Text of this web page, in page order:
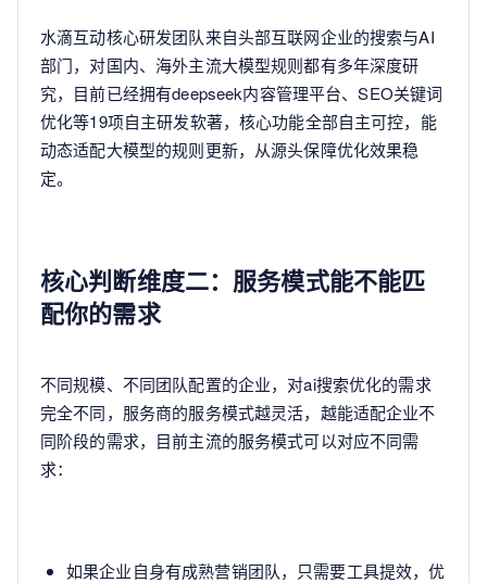
水滴互动核心研发团队来自头部互联网企业的搜索与AI
部门，对国内、海外主流大模型规则都有多年深度研
究，目前已经拥有deepseek内容管理平台、SEO关键词
优化等19项自主研发软著，核心功能全部自主可控，能
动态适配大模型的规则更新，从源头保障优化效果稳
定。
核心判断维度二：服务模式能不能匹
配你的需求
不同规模、不同团队配置的企业，对ai搜索优化的需求
完全不同，服务商的服务模式越灵活，越能适配企业不
同阶段的需求，目前主流的服务模式可以对应不同需
求：
如果企业自身有成熟营销团队，只需要工具提效，优